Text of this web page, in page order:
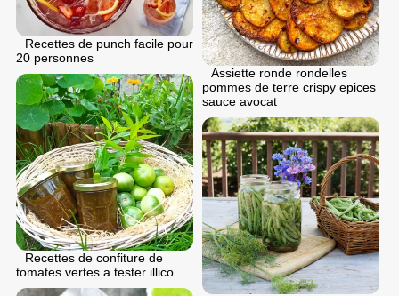
Assiette ronde rondelles
pommes de terre crispy epices
sauce avocat
Recettes de punch facile pour
20 personnes
Recettes de confiture de
tomates vertes a tester illico